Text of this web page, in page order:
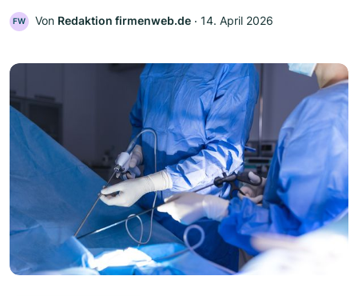
FW Von Redaktion firmenweb.de ‧ 14. April 2026